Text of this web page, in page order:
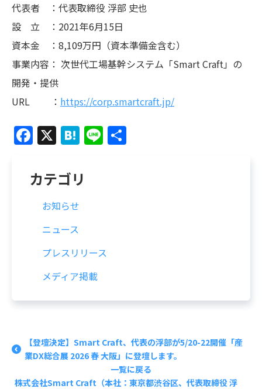
代表者 ：代表取締役 浮部 史也
設 立 ：2021年6月15日
資本金 ：8,109万円（資本準備金含む）
事業内容： 次世代工場基幹システム「Smart Craft」の
開発・提供
URL ： https://corp.smartcraft.jp/
Facebook
X Hatena
Line
カテゴリ
お知らせ
ニュース
プレスリリース
メディア掲載
【登壇決定】Smart Craft、代表の浮部が5/20-22開催「産
業DX総合展 2026 春 大阪」に登壇します。
一覧に戻る
株式会社Smart Craft（本社：東京都渋谷区、代表取締役 浮